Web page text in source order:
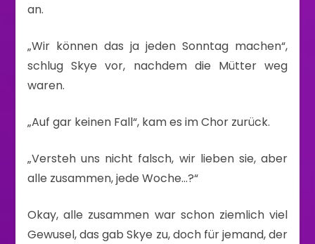
an.
„Wir können das ja jeden Sonntag machen“,
schlug Skye vor, nachdem die Mütter weg
waren.
„Auf gar keinen Fall“, kam es im Chor zurück.
„Versteh uns nicht falsch, wir lieben sie, aber
alle zusammen, jede Woche…?“
Okay, alle zusammen war schon ziemlich viel
Gewusel, das gab Skye zu, doch für jemand, der